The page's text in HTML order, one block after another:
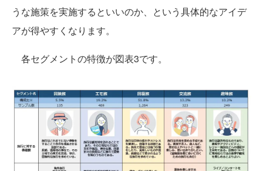
うな施策を実施するといいのか、という具体的なアイデ
アが得やすくなります。
各セグメントの特徴が図表3です。